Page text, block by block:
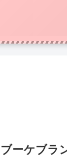
ブーケブラ